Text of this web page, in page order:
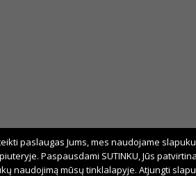
paslaugas Jums, mes naudojame
Paspausdami SUTINKU, Jūs
naudojimą mūsų tinklalapyje. Atjungti